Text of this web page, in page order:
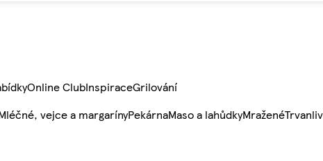
Online ClubInspiraceGrilování
vejce a margarínyPekárnaMaso a lahůdkyMražené